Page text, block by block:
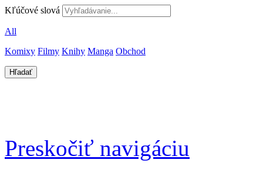
Kľúčové slová
All
Komixy Filmy Knihy Manga Obchod
Preskočiť navigáciu